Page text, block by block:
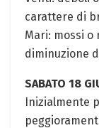
carattere di
Mari: mossi o
diminuzione
SABATO 18
Inizialmente